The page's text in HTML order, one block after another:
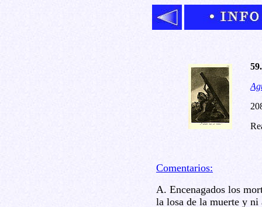
Comentarios:
A. Encenagados los
la losa de la muerte y ni